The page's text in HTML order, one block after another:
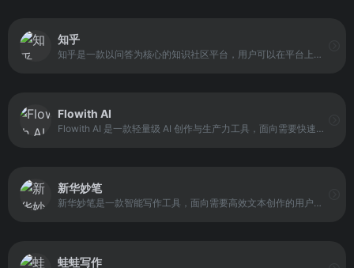
知乎
知乎是一款以问答为核心的知识社区平台，用户可以在平台上提出问题、发布回答、分享经验与观点。平台内容覆盖生活、职场、科技、教育、文化等多个领域，形成一个以知识交流与经验分享为主的开放社区。用户可以通过关注话题、收藏回答与参与讨论来获取更精准的信息与观点。
Flowith AI
Flowith AI 是一款轻量级 AI 创作与生产力工具，面向需要快速生成内容、提升工作效率的用户。它提供多种 AI 辅助功能，帮助用户在写作、整理、规划等任务中更快完成输出，并将想法转化为可用成果。
新华妙笔
新华妙笔是一款智能写作工具，面向需要高效文本创作的用户提供写作辅助与内容生成服务。通过 AI 技术帮助用户快速完成文章、文案、报告等文本输出，并提供结构建议与表达优化。
蛙蛙写作